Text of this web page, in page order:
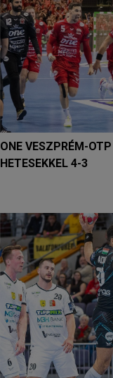
ONE VESZPRÉM-
HETESEKKEL 4-3